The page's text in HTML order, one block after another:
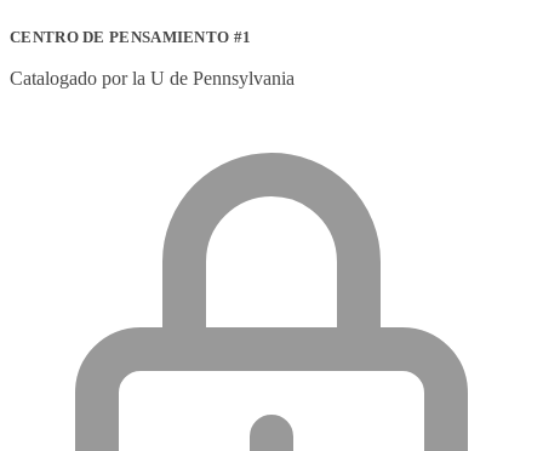
CENTRO DE PENSAMIENTO #1
Catalogado por la U de Pennsylvania